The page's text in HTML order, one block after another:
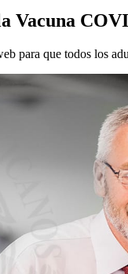
Vacuna
para que todos los